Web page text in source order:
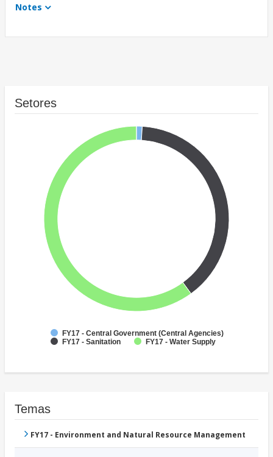
Notes
Setores
FY17 - Central Government (Central Agencies)
FY17 - Sanitation
FY17 - Water Supply
Temas
FY17 - Environment and Natural Resource Management